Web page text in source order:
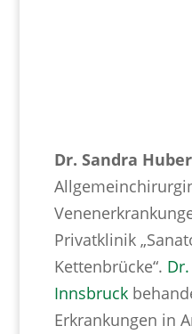
Dr. Sandra Huber
Privatklinik
Kettenbrücke“.
Innsbruck
Erkrankungen in